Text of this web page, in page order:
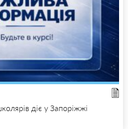
діє у Запоріжжі